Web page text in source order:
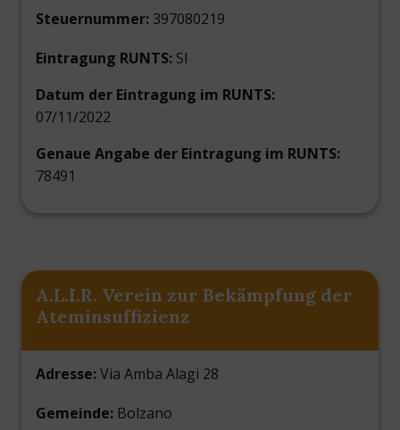
Steuernummer: 397080219
Eintragung RUNTS: SI
Datum der Eintragung im RUNTS:
07/11/2022
Genaue Angabe der Eintragung im RUNTS:
78491
A.L.I.R. Verein zur Bekämpfung der
Ateminsuffizienz
Adresse:Via Amba Alagi 28
Gemeinde: Bolzano